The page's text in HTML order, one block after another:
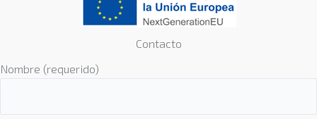
Contacto
Nombre (requerido)